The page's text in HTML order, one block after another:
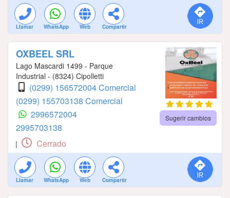
Llamar WhatsApp Web Compartir
OXBEEL SRL
Lago Mascardi 1499 - Parque
Industrial - (8324) Cipolletti
(0299) 156572004 Comercial
(0299) 155703138 Comercial
2996572004
2995703138
Sugerir cambios
| Cerrado
Llamar WhatsApp Web Compartir